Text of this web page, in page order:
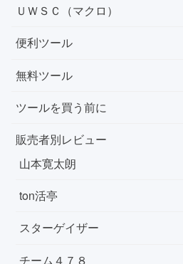
ＵＷＳＣ（マクロ）
便利ツール
無料ツール
ツールを買う前に
販売者別レビュー
山本寛太朗
ton活亭
スターゲイザー
チーム４７８